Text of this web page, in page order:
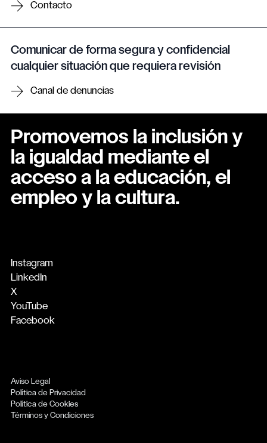
Contacto
Comunicar de forma segura y confidencial
cualquier situación que requiera revisión
Canal de denuncias
Promovemos la inclusión y
la igualdad mediante el
acceso a la educación, el
empleo y la cultura.
Instagram
LinkedIn
X
YouTube
Facebook
Aviso Legal
Política de Privacidad
Política de Cookies
Términos y Condiciones